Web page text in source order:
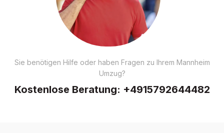
Sie benötigen Hilfe oder haben Fragen zu Ihrem Mannheim
Umzug?
Kostenlose Beratung: +4915792644482